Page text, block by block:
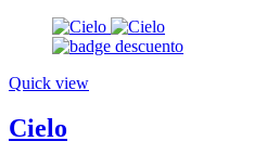
Quick view
Cielo